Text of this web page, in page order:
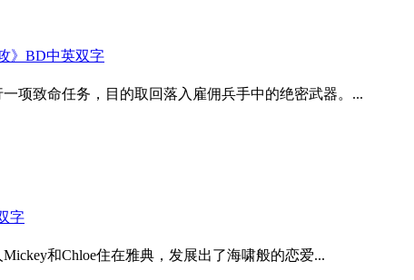
》BD中英双字
项致命任务，目的取回落入雇佣兵手中的绝密武器。...
字
和Chloe住在雅典，发展出了海啸般的恋爱...